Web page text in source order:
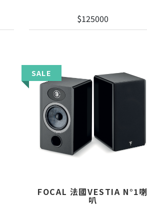
$125000
FOCAL 法國VESTIA N°1喇
叭
SALE